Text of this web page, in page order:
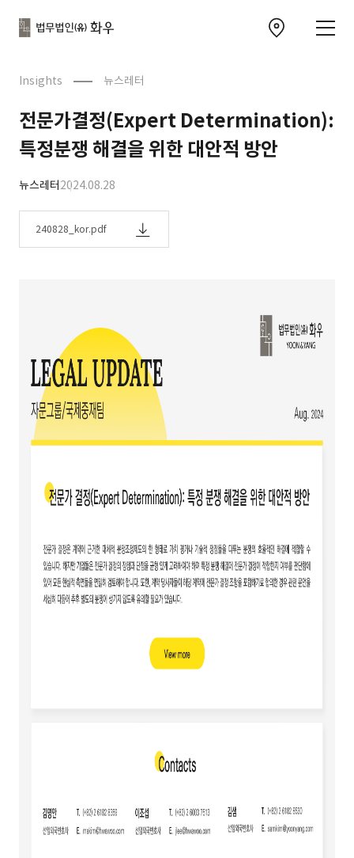
Insights 뉴스레터
전문가결정(Expert Determination):
특정분쟁 해결을 위한 대안적 방안
뉴스레터2024.08.28
240828_kor.pdf